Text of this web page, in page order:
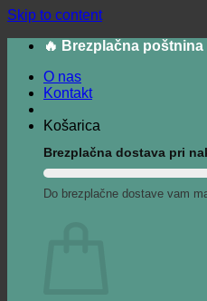
Skip to content
🔥 Brezplačna
O nas
Kontakt
Košarica
Brezplačna dostava pri
Do brezplačne dostave vam